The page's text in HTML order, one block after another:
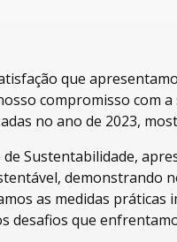
que
compromisso com
no ano de 2023,
Sustentabilidade,
demonstrando
as medidas práticas
desafios que